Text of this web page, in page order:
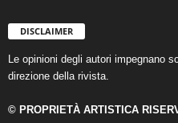
DISCLAIMER
Le opinioni degli autori impegnano
direzione della rivista.
© PROPRIETÀ ARTISTICA